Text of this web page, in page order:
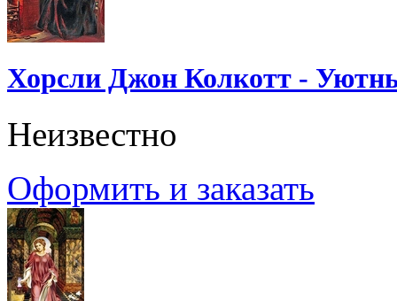
Хорсли Джон Колкотт -
Неизвестно
Оформить и заказать